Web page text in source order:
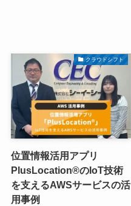
クラウドシフト
位置情報活用アプリ
PlusLocation®のIoT技術
を支えるAWSサービスの活
用事例